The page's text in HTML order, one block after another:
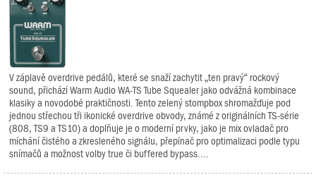
V záplavě overdrive pedálů, které se snaží zachytit „ten pravý“ rockový
sound, přichází Warm Audio WA-TS Tube Squealer jako odvážná kombinace
klasiky a novodobé praktičnosti. Tento zelený stompbox shromažďuje pod
jednou střechou tři ikonické overdrive obvody, známé z originálních TS-série
(808, TS9 a TS10) a doplňuje je o moderní prvky, jako je mix ovladač pro
míchání čistého a zkresleného signálu, přepínač pro optimalizaci podle typu
snímačů a možnost volby true či buffered bypass....